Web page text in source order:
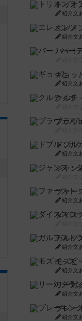
トリオ
紹介文
エレメ
紹介文
バー！
ギョッ
紹介文
クルテ
ブラヴ
紹介文
紹介文
ダイス
ガルフ
紹介文
モズビ
紹介文
リー対
紹介文
ブレー
紹介文